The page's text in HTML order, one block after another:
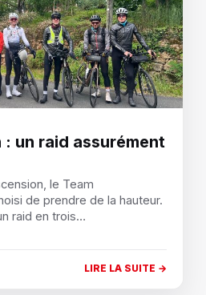
: un raid assurément
le Team
de prendre de la hauteur.
raid en trois…
LIRE LA SUITE →